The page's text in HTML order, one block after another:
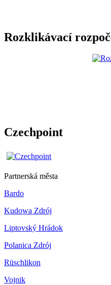
Rozklikávací
Czechpoint
Partnerská města
Bardo
Kudowa Zdrój
Liptovský Hrádok
Polanica Zdrój
Rüschlikon
Vojnik